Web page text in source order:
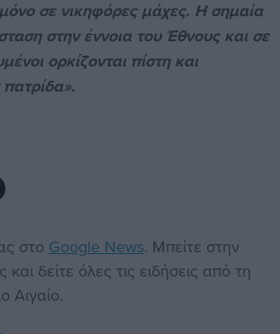
σε νικηφόρες μάχες. Η σημαία
στην έννοια του Έθνους και σε
ορκίζονται πίστη και
στο Google News. Μπείτε στην
και δείτε όλες τις ειδήσεις από τη
Αιγαίο.